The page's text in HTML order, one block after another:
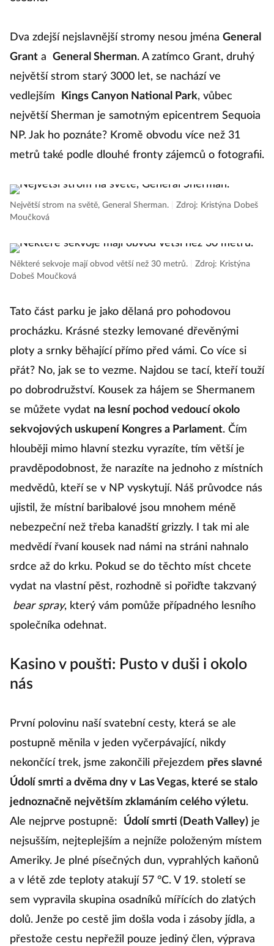
Dva zdejší nejslavnější stromy nesou jména General
Grant a General Sherman. A zatímco Grant, druhý
největší strom starý 3000 let, se nachází ve
vedlejším
Kings Canyon National Park, vůbec
největší Sherman je samotným epicentrem Sequoia
NP. Jak ho poznáte? Kromě obvodu více než 31
metrů také podle dlouhé fronty zájemců o fotografii.
Největší strom na světě, General Sherman.
Zdroj: Kristýna Dobeš
Moučková
Některé sekvoje mají obvod větší než 30 metrů.
Zdroj: Kristýna
Dobeš Moučková
Tato část parku je jako dělaná pro pohodovou
procházku. Krásné stezky lemované dřevěnými
ploty a srnky běhající přímo před vámi. Co více si
přát? No, jak se to vezme. Najdou se tací, kteří touží
po dobrodružství. Kousek za hájem se Shermanem
se můžete vydat na lesní pochod vedoucí okolo
sekvojových uskupení Kongres a Parlament. Čím
hlouběji mimo hlavní stezku vyrazíte, tím větší je
pravděpodobnost, že narazíte na jednoho z místních
medvědů, kteří se v NP vyskytují. Náš průvodce nás
ujistil, že místní baribalové jsou mnohem méně
nebezpeční než třeba kanadští grizzly. I tak mi ale
medvědí řvaní kousek nad námi na stráni nahnalo
srdce až do krku. Pokud se do těchto míst chcete
vydat na vlastní pěst, rozhodně si pořiďte takzvaný
bear spray, který vám pomůže případného lesního
společníka odehnat.
Kasino v poušti: Pusto v duši i okolo
nás
První polovinu naší svatební cesty, která se ale
postupně měnila v jeden vyčerpávající, nikdy
nekončící trek, jsme zakončili přejezdem přes slavné
Údolí smrti a dvěma dny v Las Vegas, které se stalo
jednoznačně největším zklamáním celého výletu.
Ale nejprve postupně:
Údolí smrti (Death Valley)je
nejsušším, nejteplejším a nejníže položeným místem
Ameriky. Je plné písečných dun, vyprahlých kaňonů
a v létě zde teploty atakují 57 °C. V 19. století se
sem vypravila skupina osadníků mířících do zlatých
dolů. Jenže po cestě jim došla voda i zásoby jídla, a
přestože cestu nepřežil pouze jediný člen, výprava